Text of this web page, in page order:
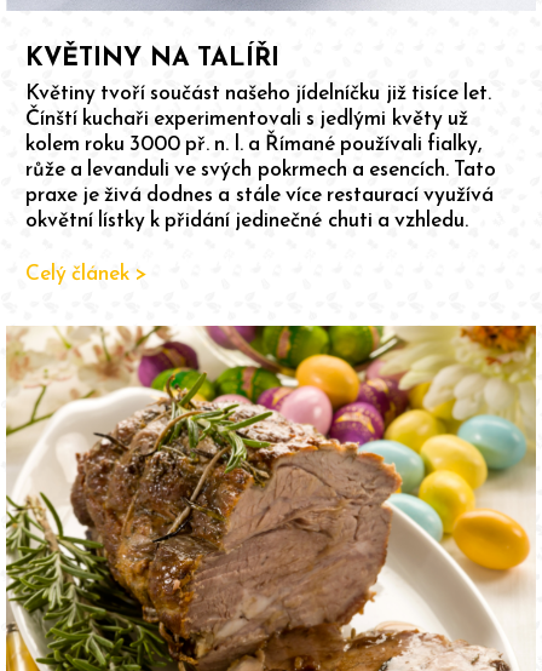
KVĚTINY NA TALÍŘI
Květiny tvoří součást našeho jídelníčku již tisíce let.
Čínští kuchaři experimentovali s jedlými květy už
kolem roku 3000 př. n. l. a Římané používali fialky,
růže a levanduli ve svých pokrmech a esencích. Tato
praxe je živá dodnes a stále více restaurací využívá
okvětní lístky k přidání jedinečné chuti a vzhledu.
Celý článek >